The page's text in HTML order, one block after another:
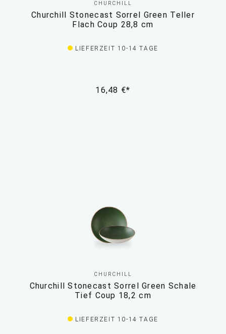
CHURCHILL
Churchill Stonecast Sorrel Green Teller
Flach Coup 28,8 cm
LIEFERZEIT 10-14 TAGE
16,48 €*
CHURCHILL
Churchill Stonecast Sorrel Green Schale
Tief Coup 18,2 cm
LIEFERZEIT 10-14 TAGE